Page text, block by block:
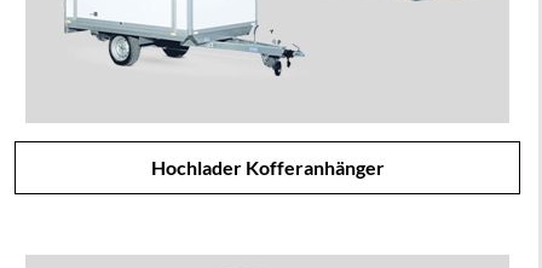
Hochlader Kofferanhänger